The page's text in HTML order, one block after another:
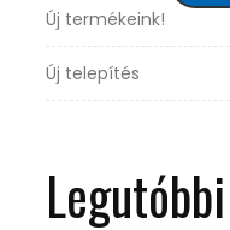
Új termékeink!
Új telepítés